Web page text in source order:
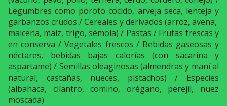
Legumbres como poroto cocido, arveja seca, lenteja y
garbanzos crudos / Cereales y derivados (arroz, avena,
maicena, maíz, trigo, sémola) / Pastas / Frutas frescas y
en conserva / Vegetales frescos / Bebidas gaseosas y
néctares, bebidas bajas calorías (con sacarina y
aspartame) / Semillas oleaginosas (almendras y maní al
natural, castañas, nueces, pistachos) / Especies
(albahaca, cilantro, comino, orégano, perejil, nuez
moscada)